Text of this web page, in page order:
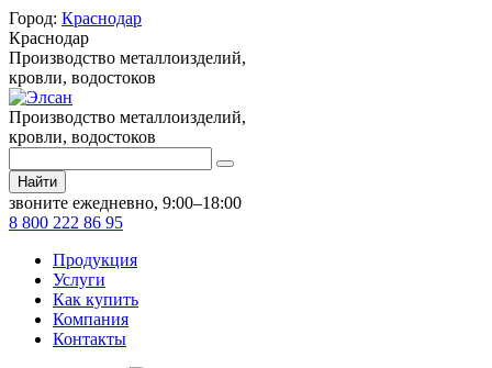
Город: Краснодар
Краснодар
Производство металлоизделий,
кровли, водостоков
Производство металлоизделий,
кровли, водостоков
Найти
звоните ежедневно, 9:00–18:00
8 800 222 86 95
Продукция
Услуги
Как купить
Компания
Контакты